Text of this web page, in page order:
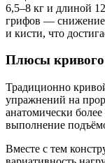
6,5–8 кг и длиной
грифов — снижение
и кисти, что
Плюсы
Традиционно
упражнений на
анатомически
выполнение
Вместе с тем